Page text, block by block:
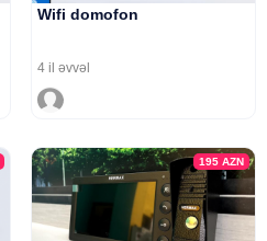
Wifi domofon
4 il əvvəl
195 AZN